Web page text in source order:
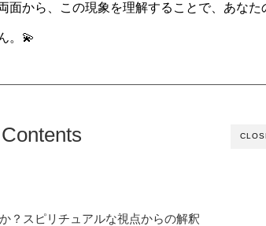
面から、この現象を理解することで、あなた
。💫
Contents
？スピリチュアルな視点からの解釈